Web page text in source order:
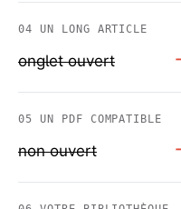
04 UN LONG ARTICLE
onglet ouvert
05 UN PDF COMPATIBLE
non ouvert